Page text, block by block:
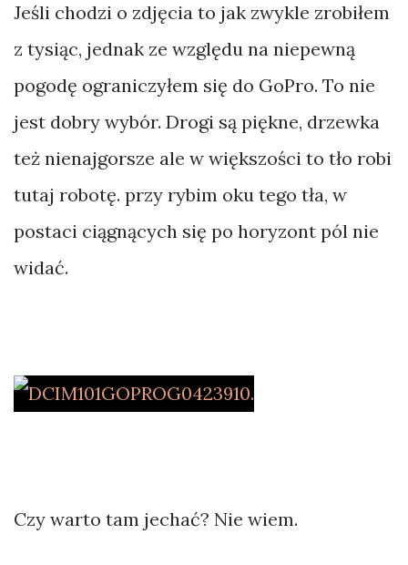
Jeśli chodzi o zdjęcia to jak zwykle zrobiłem
z tysiąc, jednak ze względu na niepewną
pogodę ograniczyłem się do GoPro. To nie
jest dobry wybór. Drogi są piękne, drzewka
też nienajgorsze ale w większości to tło robi
tutaj robotę. przy rybim oku tego tła, w
postaci ciągnących się po horyzont pól nie
widać.
Czy warto tam jechać? Nie wiem.